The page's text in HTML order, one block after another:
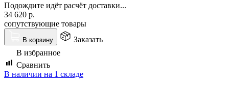
Подождите идёт расчёт доставки...
34 620 р.
сопутствующие товары
В корзину
Заказать
В избранное
Сравнить
В наличии на 1 складе